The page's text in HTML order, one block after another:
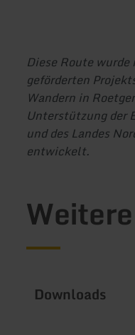
Diese Route wurde
geförderten
Wandern in
Unterstützung der
und des Landes
entwickelt.
Downloads